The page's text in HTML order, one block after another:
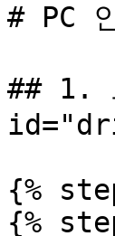
# PC
## 1️.
{%
{%